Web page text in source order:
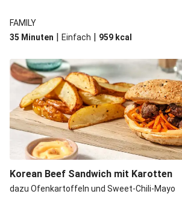
FAMILY
35 Minuten | Einfach | 959 kcal
Korean Beef Sandwich mit Karotten
dazu Ofenkartoffeln und Sweet-Chili-Mayo